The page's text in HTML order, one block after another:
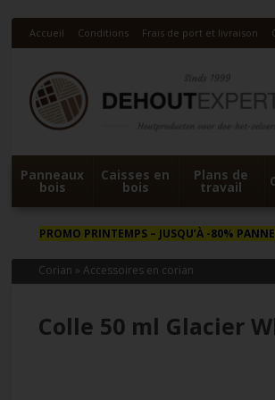
Accueil Conditions Frais de port et livraison
Panneaux
bois
Caisses en
bois
Plans de
travail
PROMO PRINTEMPS– JUSQU’À -80%
Corian »Accessoires en corian
Colle 50 ml Glacier